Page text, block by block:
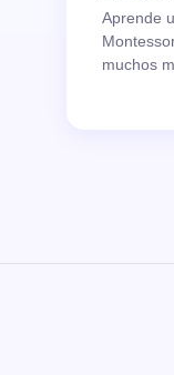
Aprende
muchos